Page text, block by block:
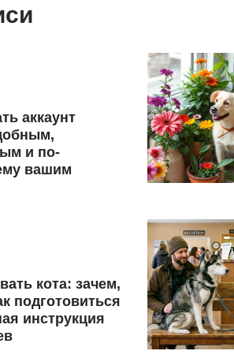
аккаунт
и по-
вашим
кота: зачем,
подготовиться
инструкция